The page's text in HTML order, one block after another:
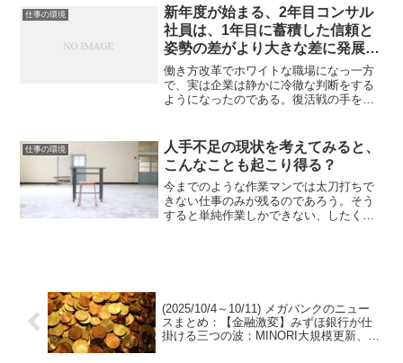
門性の価値とその賞味期限、世間とのギ
ャップを率直に語ります。専門性は本当
に武器になるのか？便利屋と見なされが
ちなコンサルタントの仕事の実態を、多
角的な視点から分析しました。「優秀な
人」の象徴？コンサルタントの誤解と現
実起業家との比較から見える、職業とし
ての特性と限界をわかりやすく解説しま
れすぎているコンサルタントという職業
を、実務経験を通して冷静に見直しま
す。
仕事の環境
新年度が始まる、2年目コンサル
社員は、1年目に蓄積した信頼と
姿勢の差がより大きな差に発展す
る
働き方改革でホワイトな職場になっ一方
で、実は企業は静かに冷徹な判断をする
ようになったのである。復活戦の手を差
将来を期待しなくなったのである。今時
の若者は、その意味で、従来以上に厳し
い社会に放り込まれたのであるが、正し
い認識力がないとそれが理解できない。
なんとも冷徹な社会になったものだ。
仕事の環境
人手不足の現状を考えてみると、
こんなことも起こり得る？
今までのような作業マンでは太刀打ちで
きない仕事のみが残るのであろう。そう
すると単純作業しかできない、したくな
(2025/10/4～10/11) メガバンクのニュー
スまとめ：【金融激変】みずほ銀行が仕
掛ける三つの波：MINORI大規模更新、